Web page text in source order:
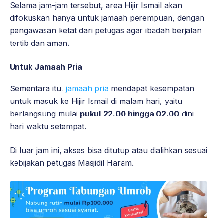
Selama jam-jam tersebut, area Hijir Ismail akan
difokuskan hanya untuk jamaah perempuan, dengan
pengawasan ketat dari petugas agar ibadah berjalan
tertib dan aman.
Untuk Jamaah Pria
Sementara itu, jamaah pria mendapat kesempatan
untuk masuk ke Hijir Ismail di malam hari, yaitu
berlangsung mulai pukul 22.00 hingga 02.00 dini
hari waktu setempat.
Di luar jam ini, akses bisa ditutup atau dialihkan sesuai
kebijakan petugas Masjidil Haram.